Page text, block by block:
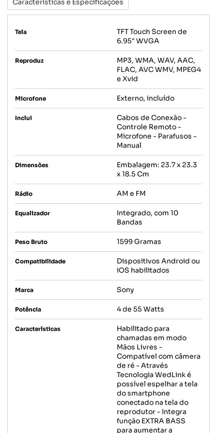
Características e Especificações
Tela
TFT Touch Screen de
6.95" WVGA
Reproduz
MP3, WMA, WAV, AAC,
FLAC, AVC WMV, MPEG4
e Xvid
Microfone Externo, incluído
Inclui
Cabos de Conexão -
Controle Remoto -
Microfone - Parafusos -
Manual
Dimensões
Embalagem: 23.7 x 23.3
x 18.5 Cm
Rádio AM e FM
Equalizador
Integrado, com 10
Bandas
Peso Bruto 1599 Gramas
Compatibilidade
Dispositivos Android ou
iOS habilitados
Marca Sony
Potência 4 de 55 Watts
Características
Habilitado para
chamadas em modo
Mãos Livres -
Compatível com câmera
de ré - Através
Tecnologia WedLink é
possível espelhar a tela
do smartphone
conectado na tela do
reprodutor - Integra
função EXTRA BASS
para aumentar a